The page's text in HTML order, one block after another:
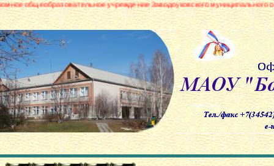
учреждение Заводоуковского муниципального округа